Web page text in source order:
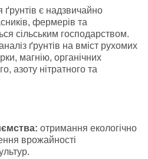
ґрунтів є надзвичайно
фермерів та
сільським господарством.
ґрунтів на вміст рухомих
магнію, органічних
азоту нітратного та
отримання екологічно
врожайності